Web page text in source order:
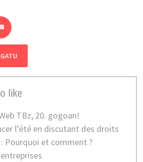
like
TBz, 20. gogoan!
l’été en discutant des droits
Pourquoi et comment ?